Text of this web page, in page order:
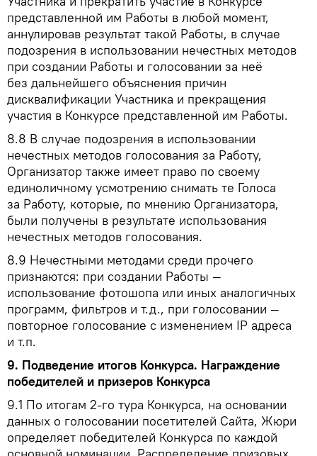
представленной им Работы в любой момент,
аннулировав результат такой Работы, в случае
подозрения в использовании нечестных методов
при создании Работы и голосовании за неё
без дальнейшего объяснения причин
дисквалификации Участника и прекращения
участия в Конкурсе представленной им Работы.
8.8 В случае подозрения в использовании
нечестных методов голосования за Работу,
Организатор также имеет право по своему
единоличному усмотрению снимать те Голоса
за Работу, которые, по мнению Организатора,
были получены в результате использования
нечестных методов голосования.
8.9 Нечестными методами среди прочего
признаются: при создании Работы —
использование фотошопа или иных аналогичных
программ, фильтров и т.д., при голосовании —
повторное голосование с изменением IP адреса
и т.п.
9. Подведение итогов Конкурса. Награждение
победителей и призеров Конкурса
9.1 По итогам 2-го тура Конкурса, на основании
данных о голосовании посетителей Сайта, Жюри
определяет победителей Конкурса по каждой